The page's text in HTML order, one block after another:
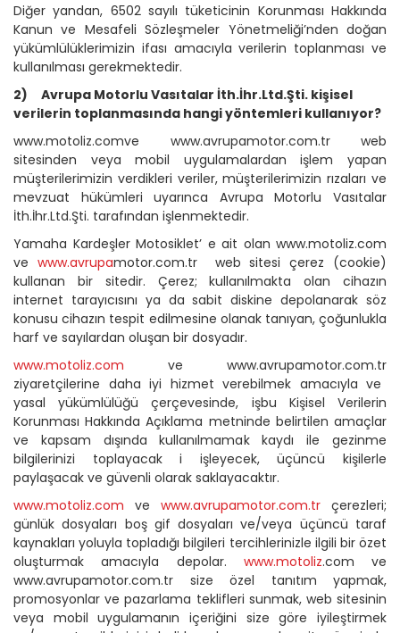
Diğer yandan, 6502 sayılı tüketicinin Korunması Hakkında
Kanun ve Mesafeli Sözleşmeler Yönetmeliği’nden doğan
yükümlülüklerimizin ifası amacıyla verilerin toplanması ve
kullanılması gerekmektedir.
2)
Avrupa Motorlu Vasıtalar İth.İhr.Ltd.Şti. kişisel
verilerin toplanmasında hangi yöntemleri kullanıyor?
www.motoliz.comve www.avrupamotor.com.tr web
sitesinden veya mobil uygulamalardan işlem yapan
müşterilerimizin verdikleri veriler, müşterilerimizin rızaları ve
mevzuat hükümleri uyarınca Avrupa Motorlu Vasıtalar
İth.İhr.Ltd.Şti. tarafından işlenmektedir.
Yamaha Kardeşler Motosiklet’ e ait olan www.motoliz.com
ve www.avrupamotor.com.tr
web sitesi çerez (cookie)
kullanan bir sitedir. Çerez; kullanılmakta olan cihazın
internet tarayıcısını ya da sabit diskine depolanarak söz
konusu cihazın tespit edilmesine olanak tanıyan, çoğunlukla
harf ve sayılardan oluşan bir dosyadır.
www.motoliz.com ve www.avrupamotor.com.tr
ziyaretçilerine daha iyi hizmet verebilmek amacıyla ve
yasal yükümlülüğü çerçevesinde, işbu Kişisel Verilerin
Korunması Hakkında Açıklama metninde belirtilen amaçlar
ve kapsam dışında kullanılmamak kaydı ile gezinme
bilgilerinizi toplayacak i işleyecek, üçüncü kişilerle
paylaşacak ve güvenli olarak saklayacaktır.
www.motoliz.com ve www.avrupamotor.com.tr çerezleri;
günlük dosyaları boş gif dosyaları ve/veya üçüncü taraf
kaynakları yoluyla topladığı bilgileri tercihlerinizle ilgili bir özet
oluşturmak amacıyla depolar. www.motoliz.com ve
www.avrupamotor.com.tr size özel tanıtım yapmak,
promosyonlar ve pazarlama teklifleri sunmak, web sitesinin
veya mobil uygulamanın içeriğini size göre iyileştirmek